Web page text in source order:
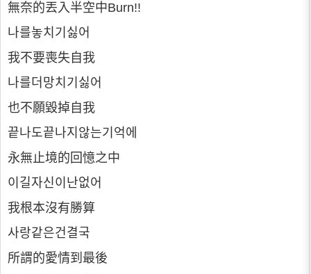
無奈的丟入半空中Burn!!
나를놓치기싫어
我不要喪失自我
나를더망치기싫어
也不願毀掉自我
끝나도끝나지않는기억에
永無止境的回憶之中
이길자신이난없어
我根本沒有勝算
사랑같은건결국
所謂的愛情到最後